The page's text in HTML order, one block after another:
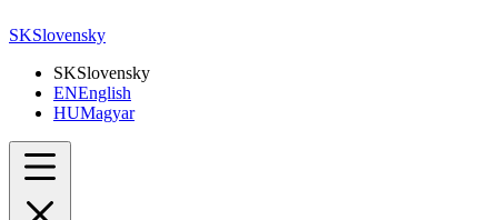
SKSlovensky
SKSlovensky
ENEnglish
HUMagyar